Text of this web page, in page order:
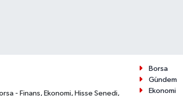
- Finans, Ekonomi, Hisse Senedi,
Borsa
Gündem
Ekonomi